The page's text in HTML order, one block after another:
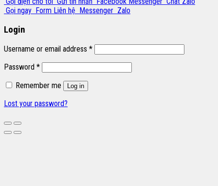
Gọi ngay Form Liên hệ Messenger Zalo
Login
Username or email address *
Password *
Remember me
Log in
Lost your password?